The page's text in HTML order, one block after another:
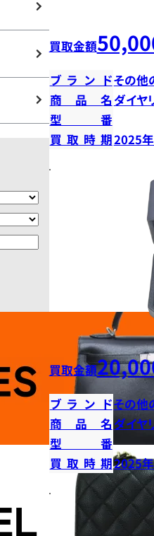
買取金額
ブランドその他
商品名ダイヤ
型番
買取時期2025
買取金額
ブランドその他
商品名 ダイヤ
型番
買取時期2025